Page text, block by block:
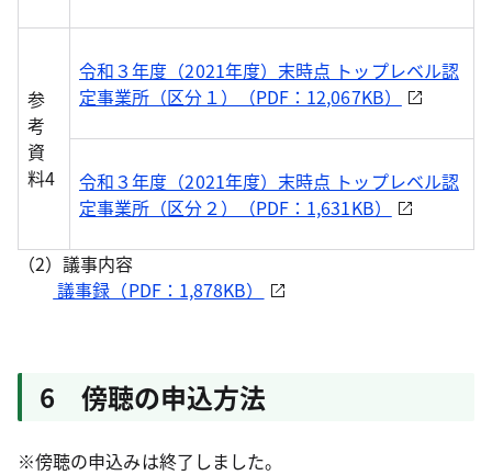
参
考
資
料4
令和３年度（2021年度）末時点 トップレベル認
定事業所（区分１）（PDF：12,067KB）
令和３年度（2021年度）末時点 トップレベル認
定事業所（区分２）（PDF：1,631KB）
（2）議事内容
議事録（PDF：1,878KB）
6 傍聴の申込方法
※傍聴の申込みは終了しました。